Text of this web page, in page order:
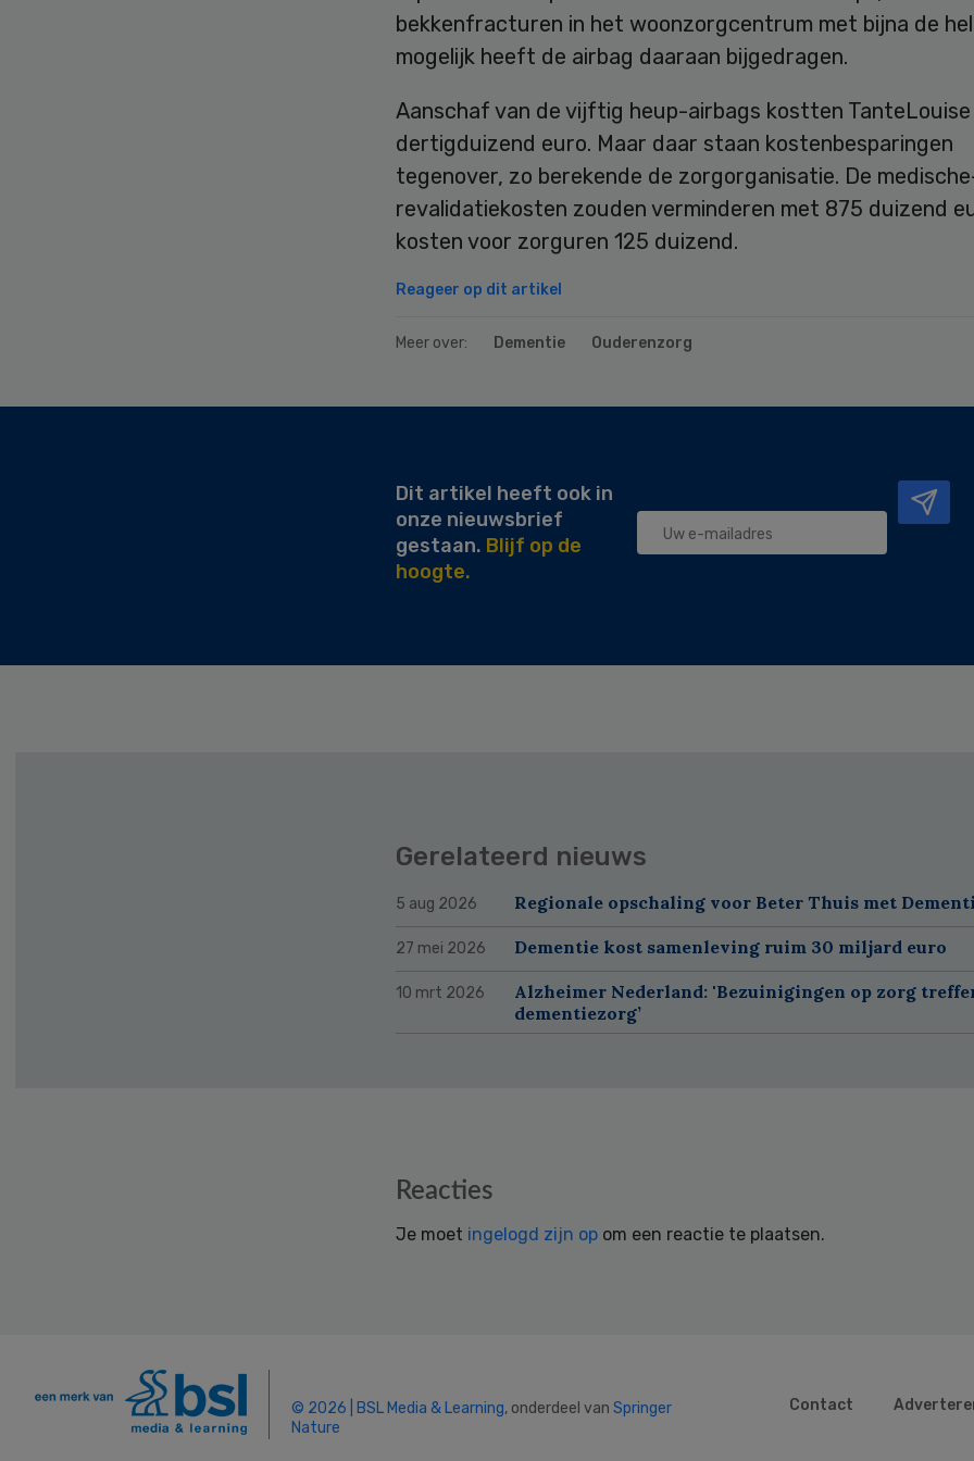
bekkenfracturen in het woonzorgcentrum met bijna de
mogelijk heeft de airbag daaraan bijgedragen.
Aanschaf van de vijftig heup-airbags kostten TanteLouise
dertigduizend euro. Maar daar staan kostenbesparingen
tegenover, zo berekende de zorgorganisatie. De
revalidatiekosten zouden verminderen met 875 duizend
kosten voor zorguren 125 duizend.
Reageer op dit artikel
Meer over: Dementie Ouderenzorg
Dit artikel heeft ook in
onze nieuwsbrief
gestaan. Blijf op de
hoogte.
Gerelateerd nieuws
5 aug 2026 Regionale opschaling voor Beter Thuis met
27 mei 2026 Dementie kost samenleving ruim 30 miljard euro
10 mrt 2026
Alzheimer Nederland: 'Bezuinigingen op zorg
dementiezorg’
Reacties
Je moet ingelogd zijn op om een reactie te plaatsen.
© 2026 | BSL Media & Learning, onderdeel van Springer
Nature
Contact